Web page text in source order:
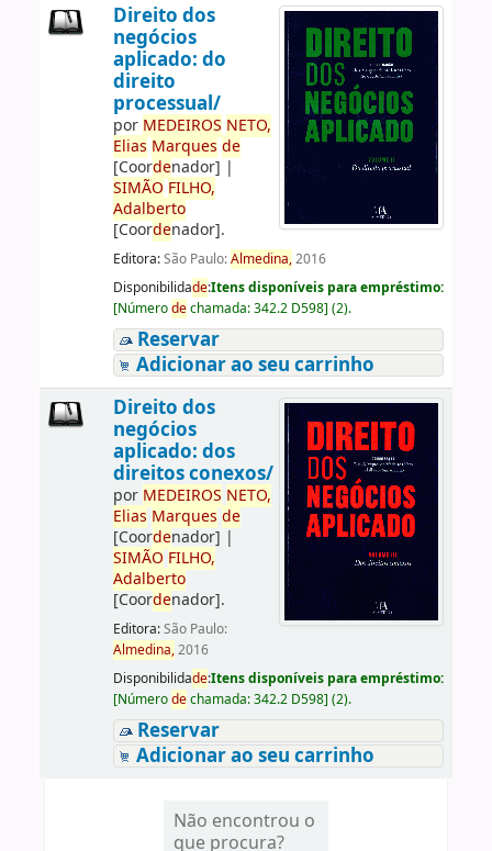
Direito dos
negócios
aplicado: do
direito
processual/
por MEDEIROS NETO,
Elias Marques de
[Coordenador] |
SIMÃO FILHO,
Adalberto
[Coordenador].
Editora:São Paulo:Almedina,2016
Disponibilidade:Itens disponíveis para empréstimo:
[Númerodechamada:342.2 D598] (2).
Reservar
Adicionar ao seu carrinho
Direito dos
negócios
aplicado: dos
direitos conexos/
por MEDEIROS NETO,
Elias Marques de
[Coordenador] |
SIMÃO FILHO,
Adalberto
[Coordenador].
Editora:São Paulo:
Almedina,2016
Disponibilidade:Itens disponíveis para empréstimo:
[Númerodechamada:342.2 D598] (2).
Reservar
Adicionar ao seu carrinho
Não encontrou o
que procura?